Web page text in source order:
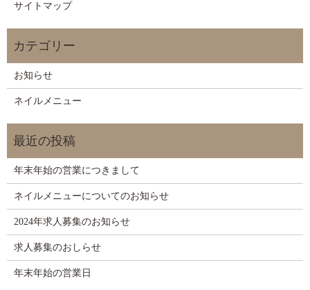
サイトマップ
お知らせ
ネイルメニュー
年末年始の営業につきまして
ネイルメニューについてのお知らせ
2024年求人募集のお知らせ
求人募集のおしらせ
年末年始の営業日